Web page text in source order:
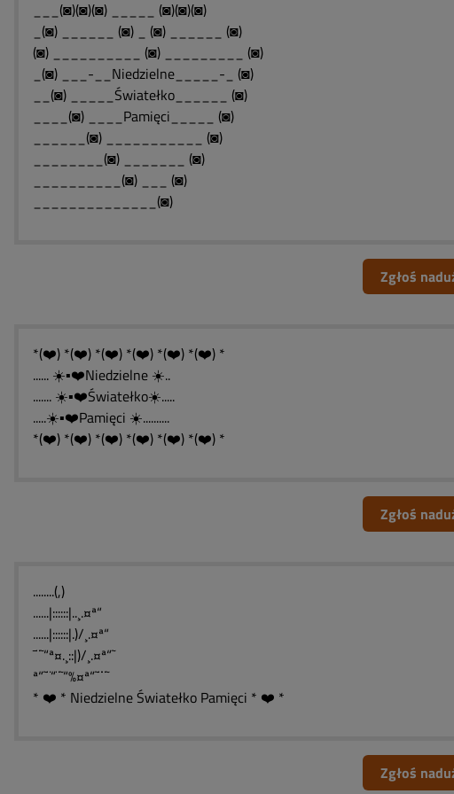
___(◙)(◙)(◙) _____ (◙)(◙)(◙)
_(◙) ______ (◙) _ (◙) ______ (◙)
(◙) __________ (◙) _________ (◙)
_(◙) ___-__Niedzielne_____-_ (◙)
__(◙) _____Światełko______ (◙)
____(◙) ____Pamięci_____ (◙)
______(◙) ___________ (◙)
________(◙) _______ (◙)
__________(◙) ___ (◙)
______________(◙)
Zgłoś
*(❤️) *(❤️) *(❤️) *(❤️) *(❤️) *(❤️) *
...... ☀️▪️❤️Niedzielne ☀️..
....... ☀️▪️❤️Światełko☀️.....
.....☀️▪️❤️Pamięci ☀️..........
*(❤️) *(❤️) *(❤️) *(❤️) *(❤️) *(❤️) *
Zgłoś
........(,)
......|::::::|..¸.¤ª“
......|::::::|.)/¸.¤ª“
¯¨˜“ª¤.¸::|)/¸.¤ª“˜
ª“˜¨“¨˜“%¤ª“˜¨¨˜
* ❤️ * Niedzielne Światełko Pamięci * ❤️ *
Zgłoś